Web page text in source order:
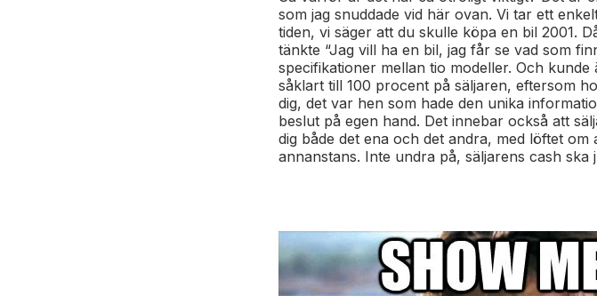
som jag snuddade vid här ovan. Vi tar ett
tiden, vi säger att du skulle köpa en bil 2001.
tänkte “Jag vill ha en bil, jag får se vad som
specifikationer mellan tio modeller. Och kunde
såklart till 100 procent på säljaren, eftersom
dig, det var hen som hade den unika
beslut på egen hand. Det innebar också att
dig både det ena och det andra, med löftet
annanstans. Inte undra på, säljarens cash ska